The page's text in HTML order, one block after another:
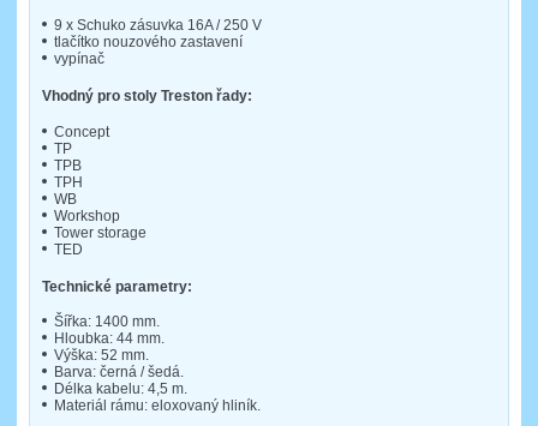
9 x Schuko zásuvka 16A / 250 V
tlačítko nouzového zastavení
vypínač
Vhodný pro stoly Treston řady:
Concept
TP
TPB
TPH
WB
Workshop
Tower storage
TED
Technické parametry:
Šířka: 1400 mm.
Hloubka: 44 mm.
Výška: 52 mm.
Barva: černá / šedá.
Délka kabelu: 4,5 m.
Materiál rámu: eloxovaný hliník.